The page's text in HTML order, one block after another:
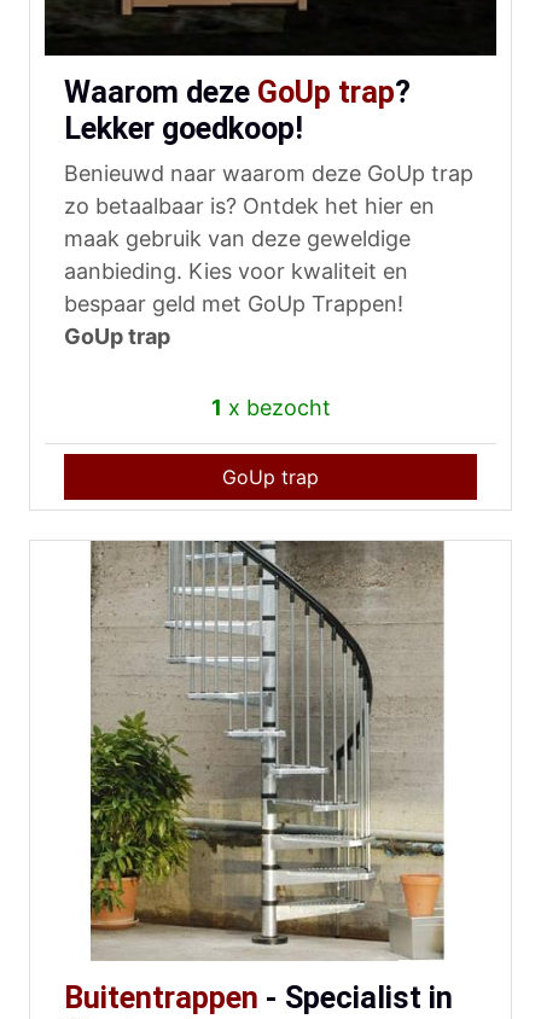
Waarom deze GoUp trap?
Lekker goedkoop!
Benieuwd naar waarom deze GoUp trap
zo betaalbaar is? Ontdek het hier en
maak gebruik van deze geweldige
aanbieding. Kies voor kwaliteit en
bespaar geld met GoUp Trappen!
GoUp trap
1 x bezocht
GoUp trap
Buitentrappen - Specialist in